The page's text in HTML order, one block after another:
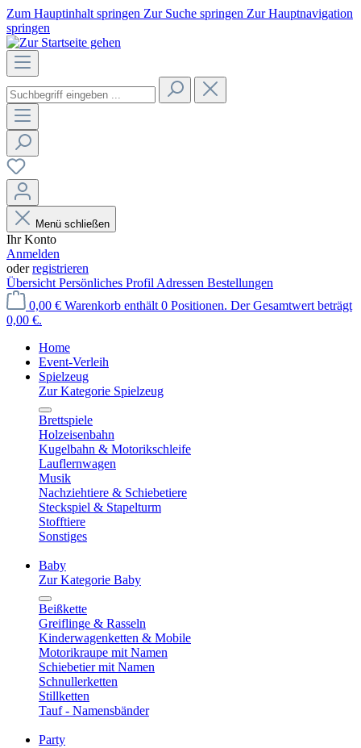
Zum Hauptinhalt springen Zur Suche springen Zur Hauptnavigation
springen
Menü schließen
Ihr Konto
Anmelden
oderregistrieren
Übersicht Persönliches Profil Adressen Bestellungen
0,00 € Warenkorb enthält 0 Positionen. Der Gesamtwert beträgt
0,00 €.
Home
Event-Verleih
Spielzeug
Zur Kategorie Spielzeug
Brettspiele
Holzeisenbahn
Kugelbahn & Motorikschleife
Lauflernwagen
Musik
Nachziehtiere & Schiebetiere
Steckspiel & Stapelturm
Stofftiere
Sonstiges
Baby
Zur Kategorie Baby
Beißkette
Greiflinge & Rasseln
Kinderwagenketten & Mobile
Motorikraupe mit Namen
Schiebetier mit Namen
Schnullerketten
Stillketten
Tauf - Namensbänder
Party